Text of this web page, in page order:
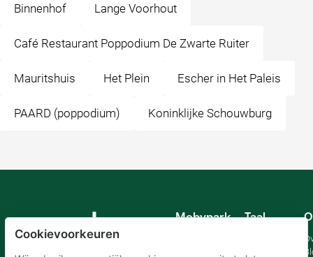
Binnenhof Lange Voorhout
Café Restaurant Poppodium De Zwarte Ruiter
Mauritshuis Het Plein Escher in Het Paleis
PAARD (poppodium) Koninklijke Schouwburg
Mobypark
Taal
Cookievoorkeuren